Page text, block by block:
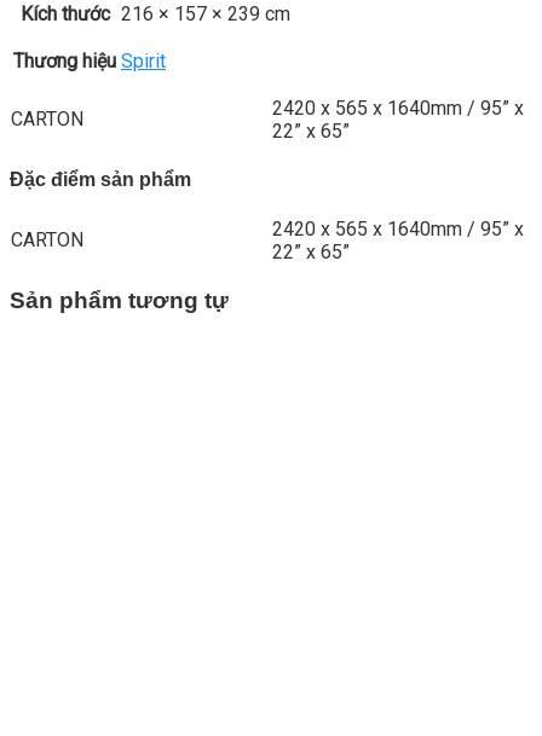
Kích thước 216 × 157 × 239 cm
Thương hiệu Spirit
CARTON
2420 x 565 x 1640mm / 95” x
22” x 65”
Đặc điểm sản phẩm
CARTON
2420 x 565 x 1640mm / 95” x
22” x 65”
Sản phẩm tương tự